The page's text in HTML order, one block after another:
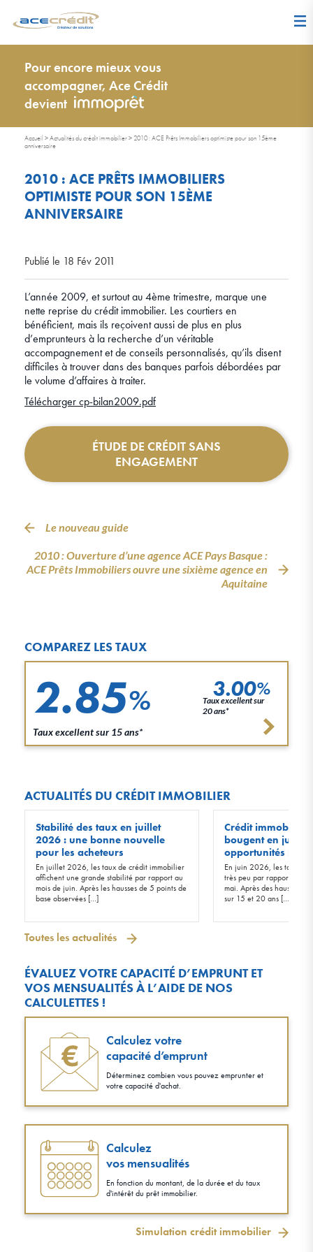
Pour encore mieux vous
accompagner, Ace Crédit
devient
Accueil >Actualités du crédit immobilier> 2010 : ACE Prêts Immobiliers optimiste pour son 15ème
anniversaire
2010 : ACE PRÊTS IMMOBILIERS
OPTIMISTE POUR SON 15ÈME
ANNIVERSAIRE
Publié le 18 Fév 2011
L’année 2009, et surtout au 4ème trimestre, marque une
nette reprise du crédit immobilier. Les courtiers en
bénéficient, mais ils reçoivent aussi de plus en plus
d’emprunteurs à la recherche d’un véritable
accompagnement et de conseils personnalisés, qu’ils disent
difficiles à trouver dans des banques parfois débordées par
le volume d’affaires à traiter.
Télécharger cp-bilan2009.pdf
ÉTUDE DE CRÉDIT SANS
ENGAGEMENT
Le nouveau guide
2010 : Ouverture d’une agence ACE Pays Basque :
ACE Prêts Immobiliers ouvre une sixième agence en
Aquitaine
COMPAREZ LES TAUX
2.85%
Taux excellent sur 15 ans*
3.00%
Taux excellent sur
20 ans*
ACTUALITÉS DU CRÉDIT IMMOBILIER
Stabilité des taux en juillet
2026 : une bonne nouvelle
pour les acheteurs
En juillet 2026, les taux de crédit immobilier
affichent une grande stabilité par rapport au
mois de juin. Après les hausses de 5 points de
base observées […]
Crédit immobilier
bougent en juin
opportunités !
En juin 2026, les taux
très peu par rapport à
mai. Après des hausses
sur 15 et 20 ans […]
Toutes les actualités
ÉVALUEZ VOTRE CAPACITÉ D’EMPRUNT ET
VOS MENSUALITÉS À L’AIDE DE NOS
CALCULETTES !
Calculez votre
capacité d’emprunt
Déterminez combien vous pouvez emprunter et
votre capacité d'achat.
Calculez
vos mensualités
En fonction du montant, de la durée et du taux
d'intérêt du prêt immobilier.
Simulation crédit immobilier